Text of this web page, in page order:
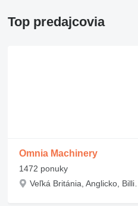
Top predajcovia
Omnia Machinery
1472 ponuky
Veľká Británia, Anglicko, Billingham, 1 Bentley Avenue, Cowpen Lane Industrial Estate